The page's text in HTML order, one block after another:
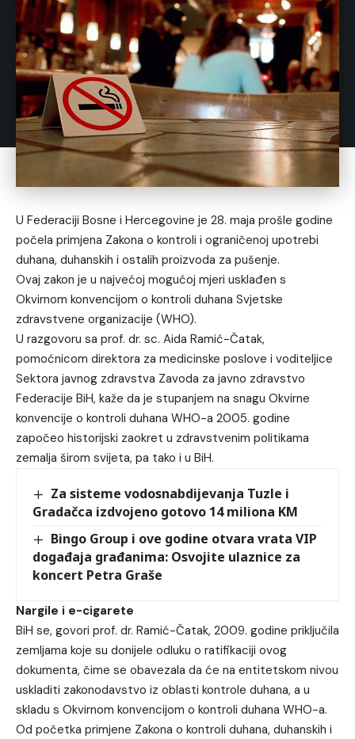
U Federaciji Bosne i Hercegovine je 28. maja prošle godine
počela primjena Zakona o kontroli i ograničenoj upotrebi
duhana, duhanskih i ostalih proizvoda za pušenje.
Ovaj zakon je u najvećoj mogućoj mjeri usklađen s
Okvirnom konvencijom o kontroli duhana Svjetske
zdravstvene organizacije (WHO).
U razgovoru sa prof. dr. sc. Aida Ramić-Čatak,
pomoćnicom direktora za medicinske poslove i voditeljice
Sektora javnog zdravstva Zavoda za javno zdravstvo
Federacije BiH, kaže da je stupanjem na snagu Okvirne
konvencije o kontroli duhana WHO-a 2005. godine
započeo historijski zaokret u zdravstvenim politikama
zemalja širom svijeta, pa tako i u BiH.
Za sisteme vodosnabdijevanja Tuzle i
Gradačca izdvojeno gotovo 14 miliona KM
Bingo Group i ove godine otvara vrata VIP
događaja građanima: Osvojite ulaznice za
koncert Petra Graše
Nargile i e-cigarete
BiH se, govori prof. dr. Ramić-Čatak, 2009. godine priključila
zemljama koje su donijele odluku o ratifikaciji ovog
dokumenta, čime se obavezala da će na entitetskom nivou
uskladiti zakonodavstvo iz oblasti kontrole duhana, a u
skladu s Okvirnom konvencijom o kontroli duhana WHO-a.
Od početka primjene Zakona o kontroli duhana, duhanskih i